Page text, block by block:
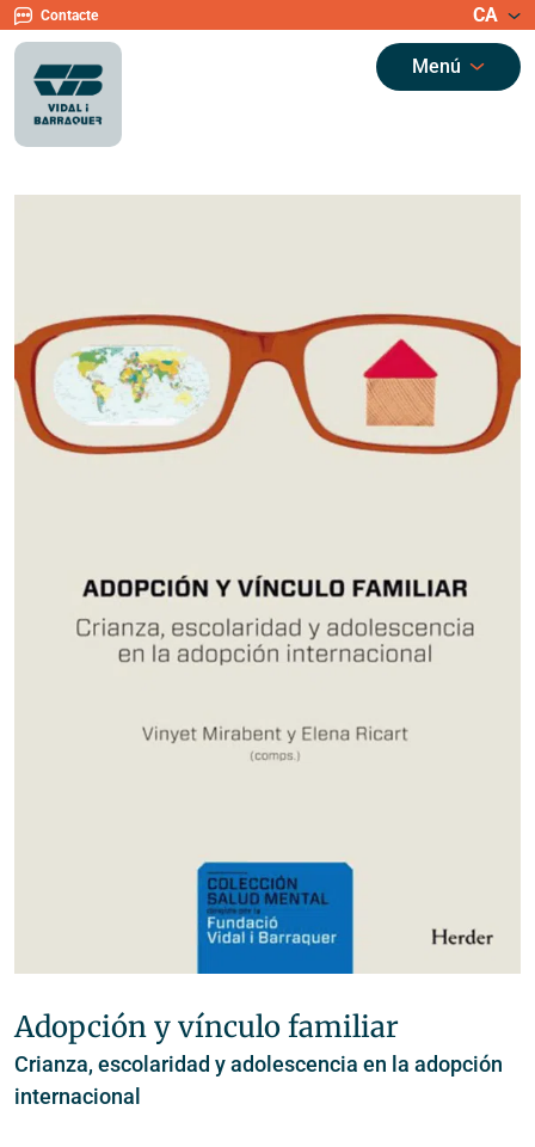
Contacte CA
Menú
Adopción y vínculo familiar
Crianza, escolaridad y adolescencia en la adopción
internacional